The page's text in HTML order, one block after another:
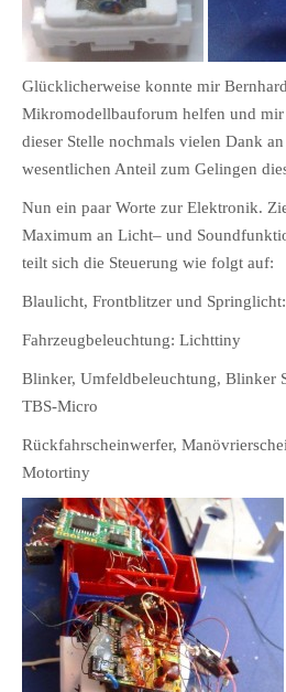
Glücklicherweise konnte mir
Mikromodellbauforum helfen und mir
dieser Stelle nochmals vielen Dank
wesentlichen Anteil zum Gelingen
Nun ein paar Worte zur Elektronik.
Maximum an Licht– und
teilt sich die Steuerung wie folgt auf:
Blaulicht, Frontblitzer und
Fahrzeugbeleuchtung: Lichttiny
Blinker, Umfeldbeleuchtung, Blinker
TBS-Micro
Rückfahrscheinwerfer,
Motortiny